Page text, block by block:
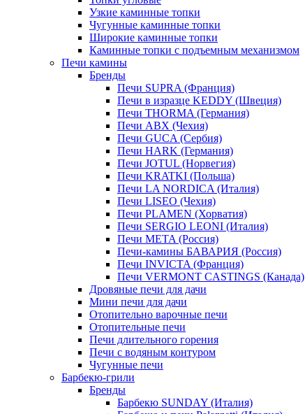
Узкие каминные топки
Чугунные каминные топки
Широкие каминные топки
Каминные топки с подъемным механизмом
Печи камины
Бренды
Печи SUPRA (Франция)
Печи в изразце KEDDY (Швеция)
Печи THORMA (Германия)
Печи ABX (Чехия)
Печи GUCA (Сербия)
Печи HARK (Германия)
Печи JOTUL (Норвегия)
Печи KRATKI (Польша)
Печи LA NORDICA (Италия)
Печи LISEO (Чехия)
Печи PLAMEN (Хорватия)
Печи SERGIO LEONI (Италия)
Печи META (Россия)
Печи-камины БАВАРИЯ (Россия)
Печи INVICTA (Франция)
Печи VERMONT CASTINGS (Канада)
Дровяные печи для дачи
Мини печи для дачи
Отопительно варочные печи
Отопительные печи
Печи длительного горения
Печи с водяным контуром
Чугунные печи
Барбекю-грили
Бренды
Барбекю SUNDAY (Италия)